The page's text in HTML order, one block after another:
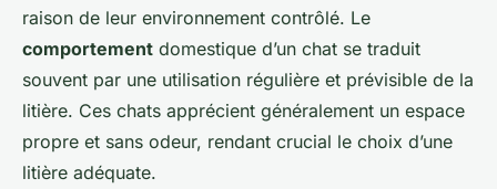
raison de leur environnement contrôlé. Le
comportement domestique d’un chat se traduit
souvent par une utilisation régulière et prévisible de la
litière. Ces chats apprécient généralement un espace
propre et sans odeur, rendant crucial le choix d’une
litière adéquate.